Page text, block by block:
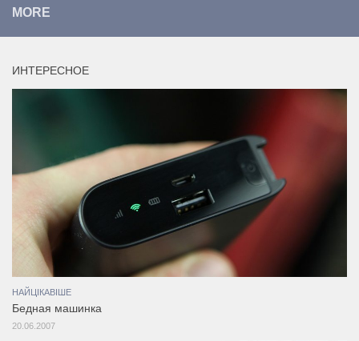
MORE
ИНТЕРЕСНОЕ
НАЙЦІКАВІШЕ
Бедная машинка
20.06.2007